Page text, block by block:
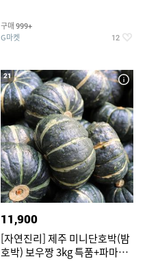
구매 999+
G마켓 12
21
11,900
[자연진리] 제주 미니단호박(밤
호박) 보우짱 3kg 특품+파마산